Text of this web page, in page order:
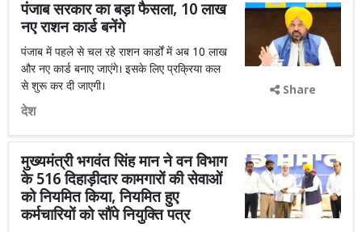
पंजाब सरकार का बड़ा फैसला, 10 लाख
नए राशन कार्ड बनेंगे
पंजाब में पहले से चल रहे राशन कार्डों में अब 10 लाख
और नए कार्ड बनाए जाएंगे। इसके लिए प्रक्रिया कल
से शुरू कर दी जाएगी।
देश
Share
मुख्यमंत्री भगवंत सिंह मान ने वन विभाग
के 516 दिहाड़ीदार कामगारों की सेवाओं
को नियमित किया, नियमित हुए
कर्मचारियों को सौंपे नियुक्ति पत्र